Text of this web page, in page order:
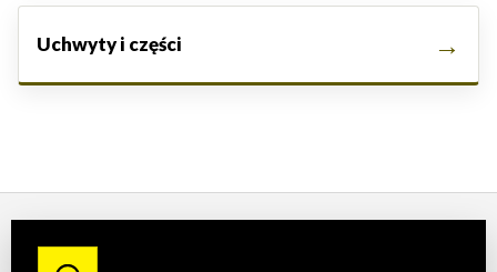
Uchwyty i części